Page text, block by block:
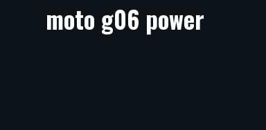
moto g06 power